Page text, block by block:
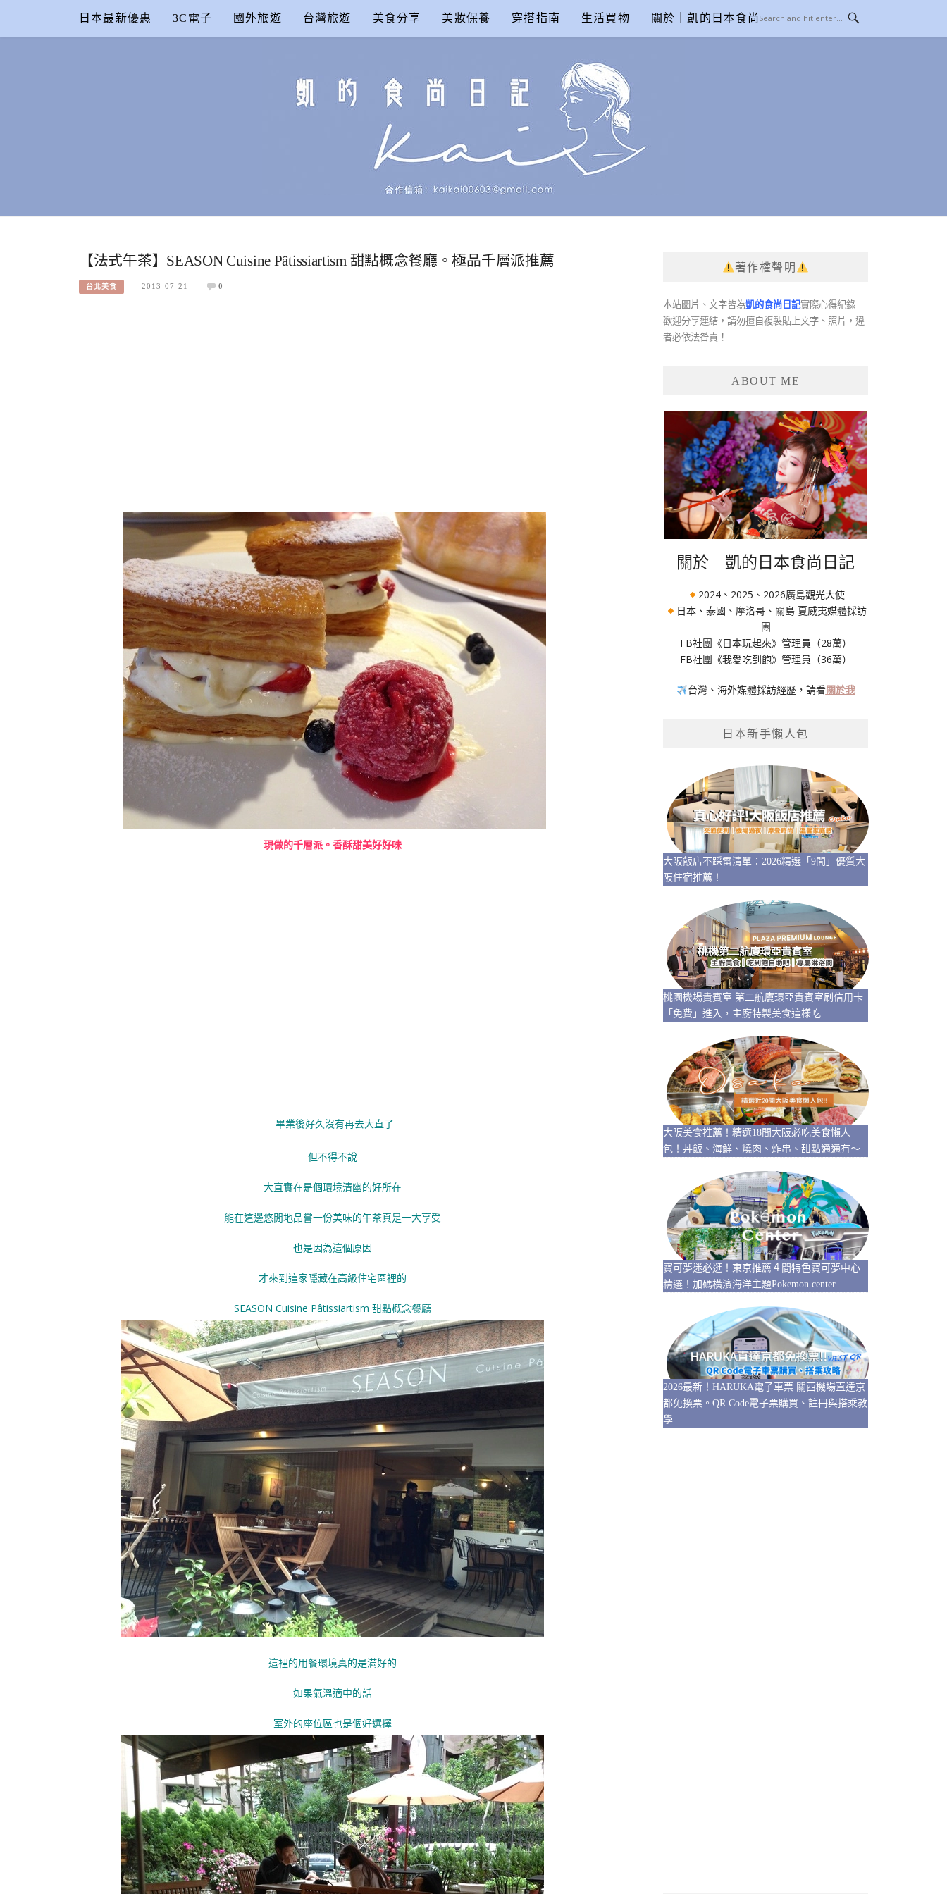
content
日本最新優惠 3C電子 國外旅遊 台灣旅遊 美食分享 美妝保養 穿搭指南 生活買物 關於｜凱的日本食尚日記
【法式午茶】SEASON Cuisine Pâtissiartism 甜點概念餐廳。極品千層派推薦
台北美食 2013-07-21 0
現做的千層派。香酥甜美好好味
畢業後好久沒有再去大直了
但不得不說
大直實在是個環境清幽的好所在
能在這邊悠閒地品嘗一份美味的午茶真是一大享受
也是因為這個原因
才來到這家隱藏在高級住宅區裡的
SEASON Cuisine Pâtissiartism 甜點概念餐廳
這裡的用餐環境真的是滿好的
如果氣溫適中的話
室外的座位區也是個好選擇
著作權聲明
本站圖片、文字皆為凱的食尚日記實際心得紀錄
歡迎分享連結，請勿擅自複製貼上文字、照片，違
者必依法咎責！
ABOUT ME
關於｜凱的日本食尚日記
2024、2025、2026廣島觀光大使
日本、泰國、摩洛哥、關島 夏威夷媒體採訪
團
FB社團《日本玩起來》管理員（28萬）
FB社團《我愛吃到飽》管理員（36萬）
台灣、海外媒體採訪經歷，請看關於我
日本新手懶人包
大阪飯店不踩雷清單：2026精選「9間」優質大
阪住宿推薦！
桃園機場貴賓室 第二航廈環亞貴賓室刷信用卡
「免費」進入，主廚特製美食這樣吃
大阪美食推薦！精選18間大阪必吃美食懶人
包！丼飯、海鮮、燒肉、炸串、甜點通通有～
寶可夢迷必逛！東京推薦４間特色寶可夢中心
精選！加碼橫濱海洋主題Pokemon center
2026最新！HARUKA電子車票 關西機場直達京
都免換票。QR Code電子票購買、註冊與搭乘教
學